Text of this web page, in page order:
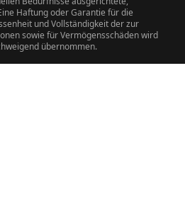
Haftung oder Garantie für die
und Vollständigkeit der zur
sowie für Vermögensschäden wird
übernommen.